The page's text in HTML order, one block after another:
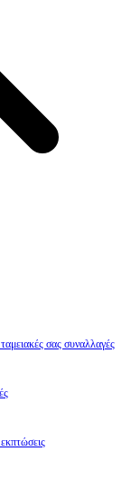
σας συναλλαγές